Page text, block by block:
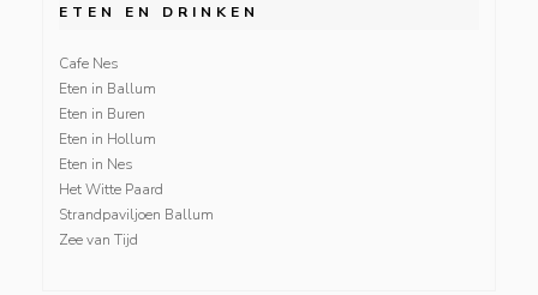
ETEN EN DRINKEN
Cafe Nes
Eten in Ballum
Eten in Buren
Eten in Hollum
Eten in Nes
Het Witte Paard
Strandpaviljoen Ballum
Zee van Tijd